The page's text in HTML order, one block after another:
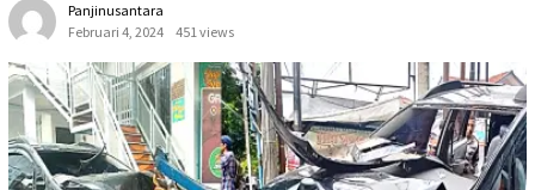
Panjinusantara
Februari 4, 2024
451 views